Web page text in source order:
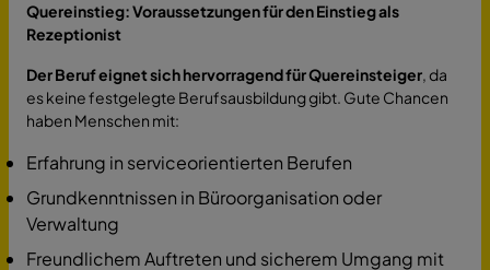
Quereinstieg: Voraussetzungen für den Einstieg als
Rezeptionist
Der Beruf eignet sich hervorragend für Quereinsteiger, da
es keine festgelegte Berufsausbildung gibt. Gute Chancen
haben Menschen mit:
Erfahrung in serviceorientierten Berufen
Grundkenntnissen in Büroorganisation oder
Verwaltung
Freundlichem Auftreten und sicherem Umgang mit